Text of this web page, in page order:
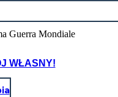
WŁASNY!